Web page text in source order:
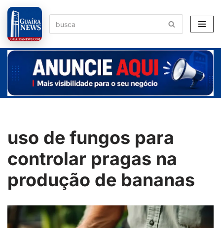
Pular
para
o
conteúdo
uso de fungos para
controlar pragas na
produção de bananas